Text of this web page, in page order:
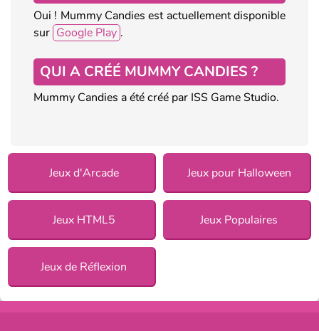
Oui ! Mummy Candies est actuellement disponible
sur Google Play .
QUI A CRÉÉ MUMMY CANDIES ?
Mummy Candies a été créé par ISS Game Studio.
Jeux d'Arcade Jeux pour Halloween
Jeux HTML5 Jeux Populaires
Jeux de Réflexion